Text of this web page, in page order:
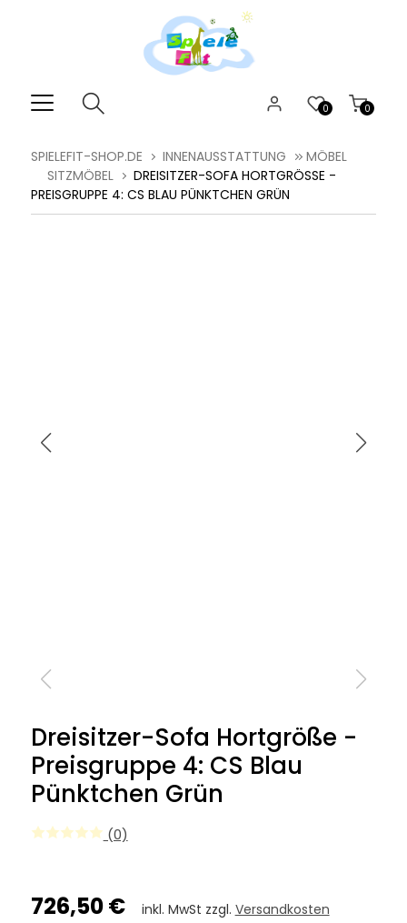
0
0
SPIELEFIT-SHOP.DE INNENAUSSTATTUNG
MÖBEL
SITZMÖBEL
DREISITZER-SOFA HORTGRÖSSE - P
REISGRUPPE 4: CS BLAU PÜNKTCHEN GRÜN
Dreisitzer-Sofa Hortgröße -
Preisgruppe 4: CS Blau
Pünktchen Grün
(0)
726,50 € inkl. MwSt zzgl. Versandkosten